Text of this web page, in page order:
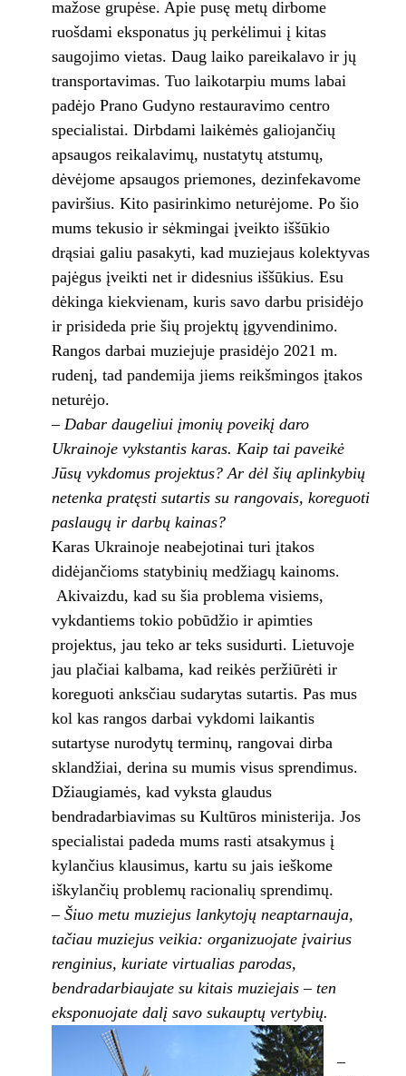
mažose grupėse. Apie pusę metų dirbome
ruošdami eksponatus jų perkėlimui į kitas
saugojimo vietas. Daug laiko pareikalavo ir jų
transportavimas. Tuo laikotarpiu mums labai
padėjo Prano Gudyno restauravimo centro
specialistai. Dirbdami laikėmės galiojančių
apsaugos reikalavimų, nustatytų atstumų,
dėvėjome apsaugos priemones, dezinfekavome
paviršius. Kito pasirinkimo neturėjome. Po šio
mums tekusio ir sėkmingai įveikto iššūkio
drąsiai galiu pasakyti, kad muziejaus kolektyvas
pajėgus įveikti net ir didesnius iššūkius. Esu
dėkinga kiekvienam, kuris savo darbu prisidėjo
ir prisideda prie šių projektų įgyvendinimo.
Rangos darbai muziejuje prasidėjo 2021 m.
rudenį, tad pandemija jiems reikšmingos įtakos
neturėjo.
– Dabar daugeliui įmonių poveikį daro
Ukrainoje vykstantis karas. Kaip tai paveikė
Jūsų vykdomus projektus? Ar dėl šių aplinkybių
netenka pratęsti sutartis su rangovais, koreguoti
paslaugų ir darbų kainas?
Karas Ukrainoje neabejotinai turi įtakos
didėjančioms statybinių medžiagų kainoms.
Akivaizdu, kad su šia problema visiems,
vykdantiems tokio pobūdžio ir apimties
projektus, jau teko ar teks susidurti. Lietuvoje
jau plačiai kalbama, kad reikės peržiūrėti ir
koreguoti anksčiau sudarytas sutartis. Pas mus
kol kas rangos darbai vykdomi laikantis
sutartyse nurodytų terminų, rangovai dirba
sklandžiai, derina su mumis visus sprendimus.
Džiaugiamės, kad vyksta glaudus
bendradarbiavimas su Kultūros ministerija. Jos
specialistai padeda mums rasti atsakymus į
kylančius klausimus, kartu su jais ieškome
iškylančių problemų racionalių sprendimų.
– Šiuo metu muziejus lankytojų neaptarnauja,
tačiau muziejus veikia: organizuojate įvairius
renginius, kuriate virtualias parodas,
bendradarbiaujate su kitais muziejais – ten
eksponuojate dalį savo sukauptų vertybių.
–